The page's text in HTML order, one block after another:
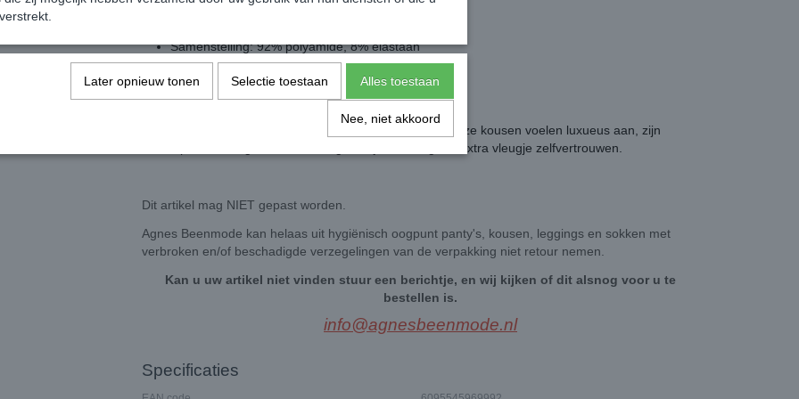
Samenstelling: 92% polyamide, 8% elastaan
Valt normaal op maat
in huis. Deze kousen voelen luxueus aan, zijn
ontworpen met oog voor detail en geven je elke dag dat extra vleugje zelfvertrouwen.
Dit artikel mag NIET gepast worden.
Agnes Beenmode kan helaas uit hygiënisch oogpunt panty's, kousen, leggings en sokken met
verbroken en/of beschadigde verzegelingen van de verpakking niet retour nemen.
Kan u uw artikel niet vinden stuur een berichtje, en wij kijken of dit alsnog voor u te
bestellen is.
info@agnesbeenmode.nl
Specificaties
Later opnieuw tonen Selectie toestaan Alles toestaan
Nee, niet akkoord